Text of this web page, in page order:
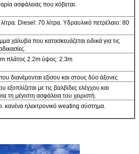
ασφάλειας που κόβεται.
Diesel: 70 λίτρα. Υδραυλικό πετρέλαιο: 80
χάλυβα που κατασκευάζεται ειδικά για τις
πλάτος 2.2m ύψος: 2.3m
διανέμονται εξίσου και στους δύο άξονες
εξοπλίζεται με τις βαλβίδες ελέγχου και
τη μέγιστη ασφάλεια του χειριστή.
κανένα ηλεκτρονικό weating σύστημα.